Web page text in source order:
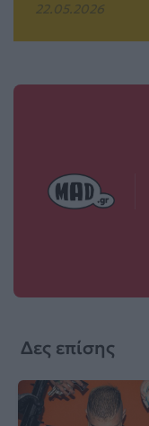
22.05.2026
Δες επίσης